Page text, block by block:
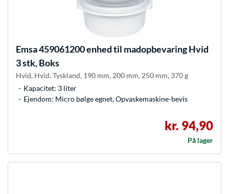
Emsa459061200 enhed til madopbevaring Hvid
3 stk, Boks
Hvid, Hvid, Tyskland, 190 mm, 200 mm, 250 mm, 370 g
Kapacitet: 3 liter
Ejendom: Micro bølge egnet, Opvaskemaskine-bevis
kr. 94,90
På lager